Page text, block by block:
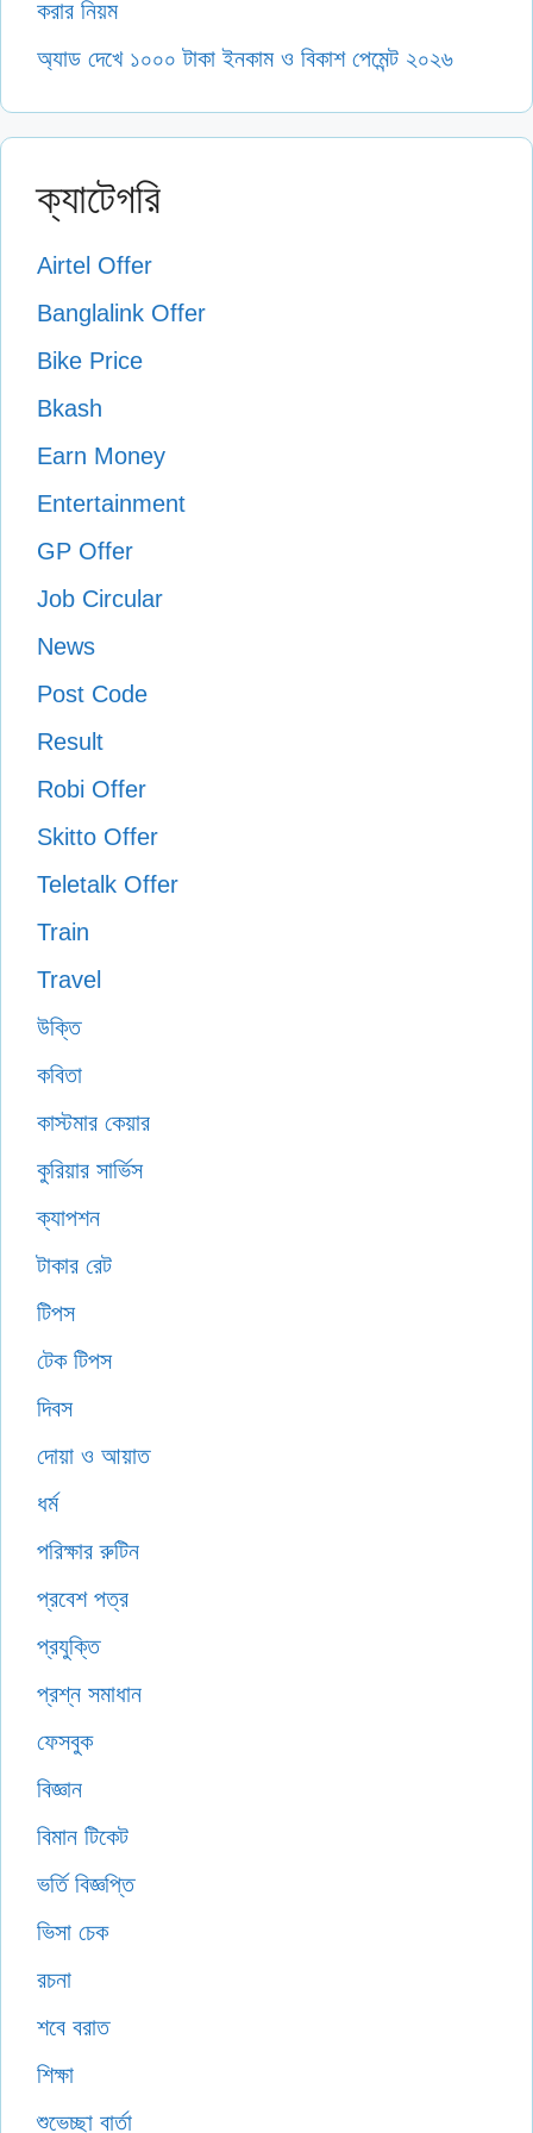
করার নিয়ম
অ্যাড দেখে ১০০০ টাকা ইনকাম ও বিকাশ পেমেন্ট ২০২৬
ক্যাটেগরি
Airtel Offer
Banglalink Offer
Bike Price
Bkash
Earn Money
Entertainment
GP Offer
Job Circular
News
Post Code
Result
Robi Offer
Skitto Offer
Teletalk Offer
Train
Travel
উক্তি
কবিতা
কাস্টমার কেয়ার
কুরিয়ার সার্ভিস
ক্যাপশন
টাকার রেট
টিপস
টেক টিপস
দিবস
দোয়া ও আয়াত
ধর্ম
পরিক্ষার রুটিন
প্রবেশ পত্র
প্রযুক্তি
প্রশ্ন সমাধান
ফেসবুক
বিজ্ঞান
বিমান টিকেট
ভর্তি বিজ্ঞপ্তি
ভিসা চেক
রচনা
শবে বরাত
শিক্ষা
শুভেচ্ছা বার্তা